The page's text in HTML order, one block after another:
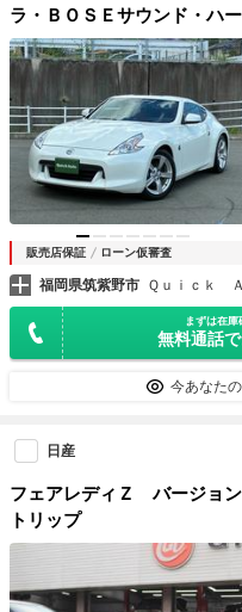
ラ・ＢＯＳＥサウンド・ハ
テリキー・リアスポイラー・
販売店保証 ローン仮審査
福岡県筑紫野市 Ｑｕｉｃｋ
まずは在
無料通話
今あなた
日産
フェアレディＺ バージョ
トリップ